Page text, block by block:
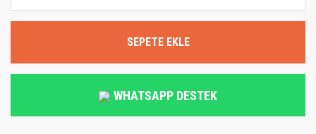
SEPETE EKLE
WHATSAPP DESTEK